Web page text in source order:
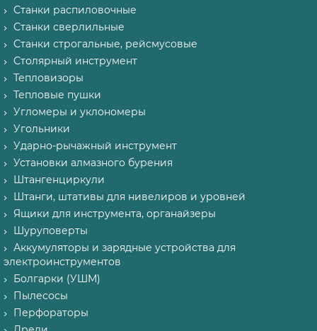
Станки распиловочные
Станки сверлильные
Станки строгальные, рейсмусовые
Столярный инструмент
Тепловизоры
Тепловые пушки
Угломеры и уклономеры
Угольники
Ударно-рычажный инструмент
Установки алмазного бурения
Штангенциркули
Штанги, штативы для нивелиров и уровней
Ящики для инструмента, органайзеры
Шуруповерты
Аккумуляторы и зарядные устройства для
электроинструментов
Болгарки (УШМ)
Пылесосы
Перфораторы